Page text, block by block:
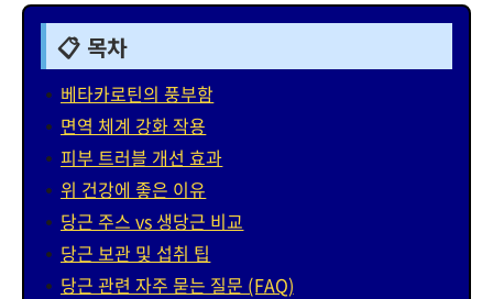
📋 목차
베타카로틴의 풍부함
면역 체계 강화 작용
피부 트러블 개선 효과
위 건강에 좋은 이유
당근 주스 vs 생당근 비교
당근 보관 및 섭취 팁
당근 관련 자주 묻는 질문 (FAQ)